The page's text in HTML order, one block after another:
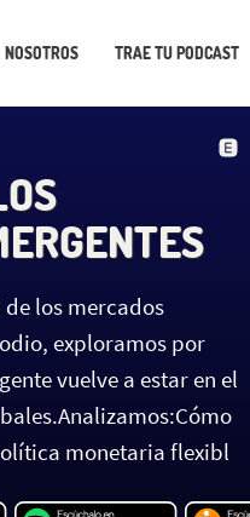
NOSOTROS TRAE TU PODCAST
los mercados
exploramos por
vuelve a estar en el
monetaria flexibl